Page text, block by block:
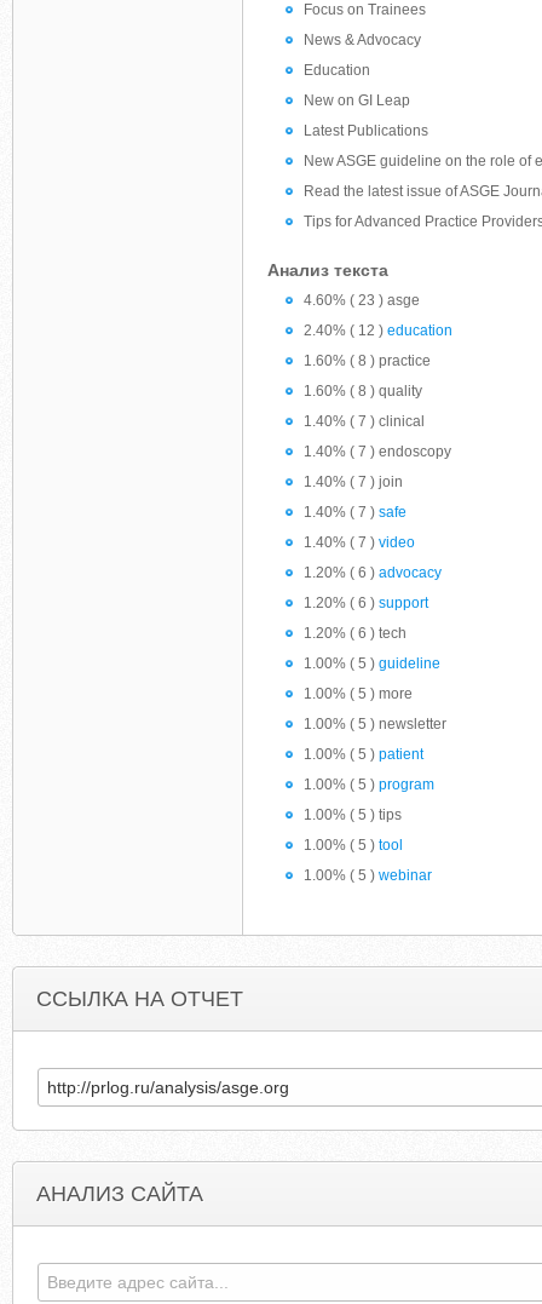
Focus on Trainees
News & Advocacy
Education
New on GI Leap
Latest Publications
New ASGE guideline on the role of
Read the latest issue of ASGE
Tips for Advanced Practice
Анализ текста
4.60% ( 23 ) asge
2.40% ( 12 ) education
1.60% ( 8 ) practice
1.60% ( 8 ) quality
1.40% ( 7 ) clinical
1.40% ( 7 ) endoscopy
1.40% ( 7 ) join
1.40% ( 7 ) safe
1.40% ( 7 ) video
1.20% ( 6 ) advocacy
1.20% ( 6 ) support
1.20% ( 6 ) tech
1.00% ( 5 ) guideline
1.00% ( 5 ) more
1.00% ( 5 ) newsletter
1.00% ( 5 ) patient
1.00% ( 5 ) program
1.00% ( 5 ) tips
1.00% ( 5 ) tool
1.00% ( 5 ) webinar
ССЫЛКА НА ОТЧЕТ
АНАЛИЗ САЙТА